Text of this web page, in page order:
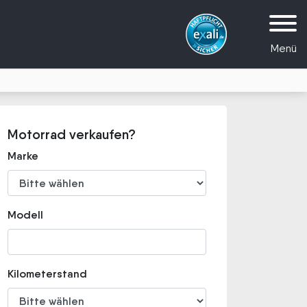
Menü
Motorrad verkaufen?
Marke
Modell
Kilometerstand